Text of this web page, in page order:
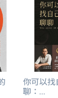
你可以
聊：...